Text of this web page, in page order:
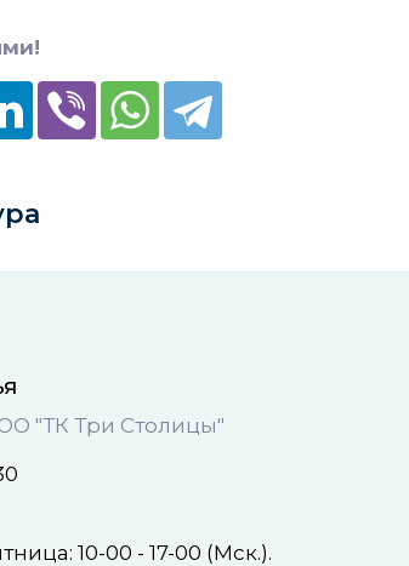
"ТК Три Столицы"
10-00 - 17-00 (Мск.).